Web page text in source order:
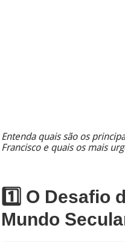
Entenda quais são os
Francisco e quais os mais
1️⃣ O Desafio
Mundo